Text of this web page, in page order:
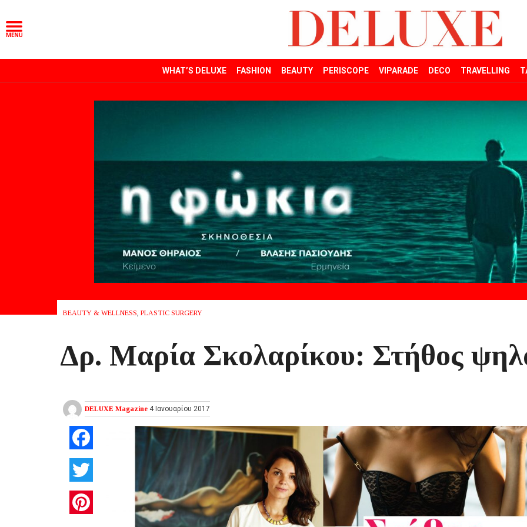
WHAT’S DELUXE FASHION BEAUTY PERISCOPE VIPARADE DECO TRAVELLING
BEAUTY & WELLNESS, PLASTIC SURGERY
Δρ. Μαρία Σκολαρίκου: Στήθος
DELUXE Magazine 4 Ιανουαρίου 2017